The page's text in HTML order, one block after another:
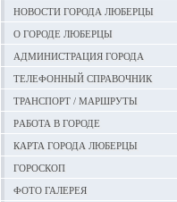
Новости города Люберцы
О городе Люберцы
Администрация города
Телефонный справочник
Транспорт / маршруты
Работа в городе
Карта города Люберцы
Гороскоп
Фото галерея